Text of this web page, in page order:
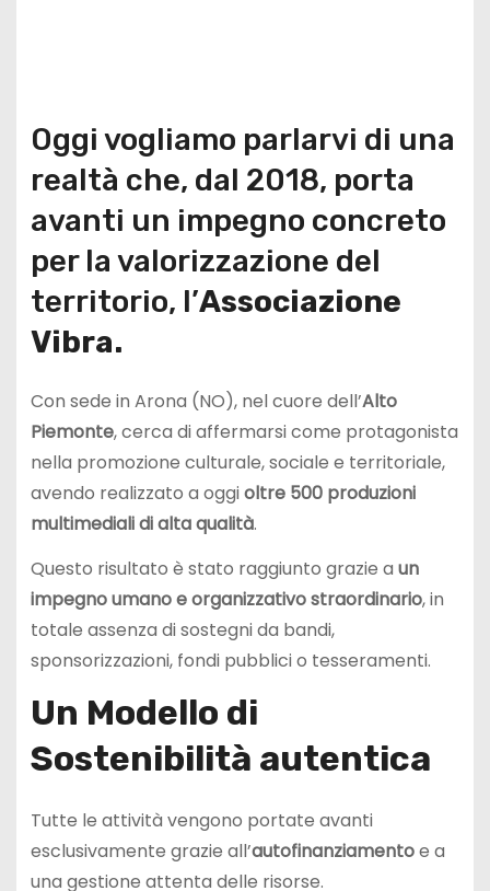
Oggi vogliamo parlarvi di una
realtà che, dal 2018, porta
avanti un impegno concreto
per la valorizzazione del
territorio, l’Associazione
Vibra.
Con sede in Arona (NO), nel cuore dell’Alto
Piemonte, cerca di affermarsi come protagonista
nella promozione culturale, sociale e territoriale,
avendo realizzato a oggioltre 500 produzioni
multimediali di alta qualità.
Questo risultato è stato raggiunto grazie a un
impegno umano e organizzativo straordinario, in
totale assenza di sostegni da bandi,
sponsorizzazioni, fondi pubblici o tesseramenti.
Un Modello di
Sostenibilità autentica
Tutte le attività vengono portate avanti
esclusivamente grazie all’autofinanziamentoe a
una gestione attenta delle risorse.